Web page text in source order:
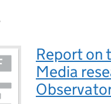
Report on
Media